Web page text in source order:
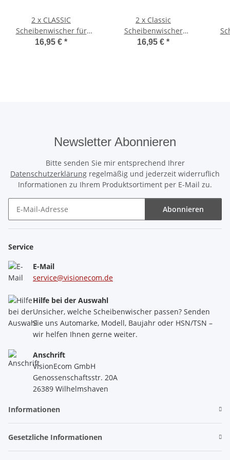
2 x CLASSIC
Scheibenwischer für
Subaru Justy | Typ
16,95 € *
2 x Classic
Scheibenwischer
passend für Cadillac ATS
16,95 € *
Newsletter Abonnieren
Bitte senden Sie mir entsprechend Ihrer
Datenschutzerklärung regelmäßig und jederzeit widerruflich
Informationen zu Ihrem Produktsortiment per E-Mail zu.
Abonnieren
Service
E-Mail
service@visionecom.de
Hilfe bei der Auswahl
Unsicher, welche Scheibenwischer passen? Senden
Sie uns Automarke, Modell, Baujahr oder HSN/TSN –
wir helfen Ihnen gerne weiter.
Anschrift
VisionEcom GmbH
Genossenschaftsstr. 20A
26389 Wilhelmshaven
Informationen
Gesetzliche Informationen